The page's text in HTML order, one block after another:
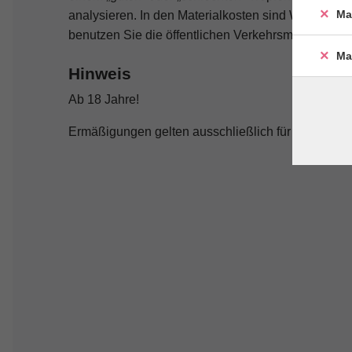
analysieren. In den Materialkosten sind Wasser,
benutzen Sie die öffentlichen Verkehrsmittel oder
Hinweis
Ab 18 Jahre!
Ermäßigungen gelten ausschließlich für die